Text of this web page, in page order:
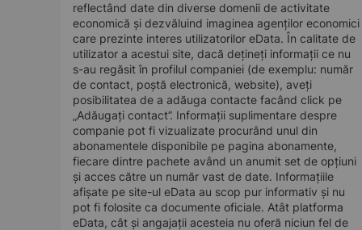
reflectând date din diverse domenii de activitate
economică și dezvăluind imaginea agenților economici
care prezinte interes utilizatorilor eData. În calitate de
utilizator a acestui site, dacă dețineți informații ce nu
s-au regăsit în profilul companiei (de exemplu: număr
de contact, poștă electronică, website), aveți
posibilitatea de a adăuga contacte facând click pe
„Adăugați contact”. Informații suplimentare despre
companie pot fi vizualizate procurând unul din
abonamentele disponibile pe pagina abonamente,
fiecare dintre pachete având un anumit set de opțiuni
și acces către un număr vast de date. Informațiile
afișate pe site-ul eData au scop pur informativ și nu
pot fi folosite ca documente oficiale. Atât platforma
eData, cât și angajații acesteia nu oferă niciun fel de